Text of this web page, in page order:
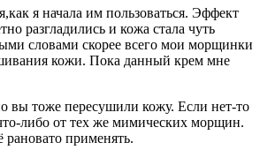
я начала им пользоваться. Эффект
разгладились и кожа стала чуть
словами скорее всего мои морщинки
кожи. Пока данный крем мне
вы тоже пересушили кожу. Если нет-то
либо от тех же мимических морщин.
применять.